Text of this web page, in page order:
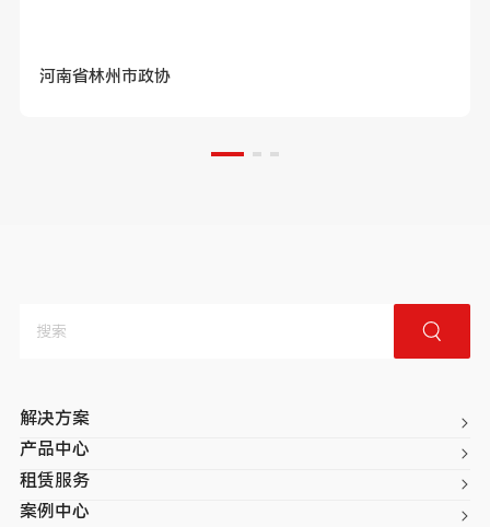
河南省林州市政协
解决方案
产品中心
租赁服务
案例中心